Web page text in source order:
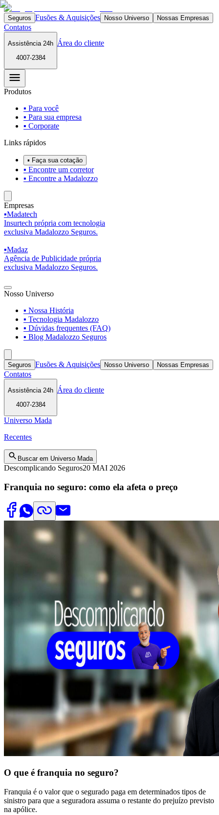
Seguros Fusões & Aquisições Nosso Universo Nossas Empresas
Contatos
Assistência 24h
4007-2384
Área do cliente
Produtos
▪ Para você
▪ Para sua empresa
▪ Corporate
Links rápidos
▪ Faça sua cotação
▪ Encontre um corretor
▪ Encontre a Madalozzo
Empresas
▪Madatech
Insurtech própria com tecnologia
exclusiva Madalozzo Seguros.
▪Madaz
Agência de Publicidade própria
exclusiva Madalozzo Seguros.
Nosso Universo
▪ Nossa História
▪ Tecnologia Madalozzo
▪ Dúvidas frequentes (FAQ)
▪ Blog Madalozzo Seguros
Seguros Fusões & Aquisições Nosso Universo Nossas Empresas
Contatos
Assistência 24h
4007-2384
Área do cliente
Universo Mada
Recentes
Buscar em Universo Mada
Descomplicando Seguros20 MAI 2026
Franquia no seguro: como ela afeta o preço
O que é franquia no seguro?
Franquia é o valor que o segurado paga em determinados tipos de
sinistro para que a seguradora assuma o restante do prejuízo previsto
na apólice.